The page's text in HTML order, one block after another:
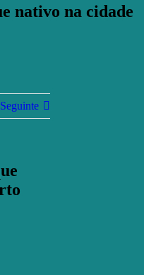
nativo na cidade
Seguinte